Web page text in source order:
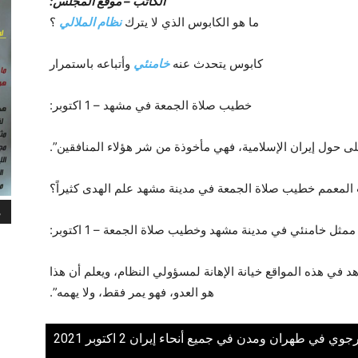
ما هو الكابوس الذي لا يتركنظام الملالي ؟
كابوس يتحدث عنهخامنئي وأتباعه باستمرار
خطيب صلاة الجمعة في مشهد – 1 اكتوبر:
حول إيران الإسلامية، فهي مأخوذة من شر هؤلاء المنافقين”.
المعمم خطيب صلاة الجمعة في مدينة مشهد علم الهدى كثيراً؟
ممثل خامنئي في مدينة مشهد وخطيب صلاة الجمعة – 1 اكتوبر:
هذه المواقع خيانة الإهانة لمسؤولي النظام، ويعلم أن هذا
هو العدو، فهو يمر فقط، ولا يهمه”.
طهران ومدن في جميع أنحاء إيران 2 اکتوبر 2021